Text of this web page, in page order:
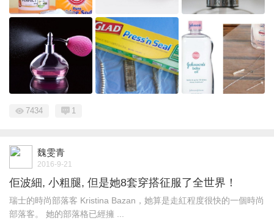
7434 1
魏雯青
2016-9-21
佢波細, 小粗腿, 但是她8套穿搭征服了全世界！
瑞士的時尚部落客 Kristina Bazan，她算是走紅程度很快的一個時尚
部落客。 她的部落格已經擁 ...